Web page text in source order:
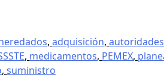
, adquisición,
, medicamentos, PEMEX,
, suministro